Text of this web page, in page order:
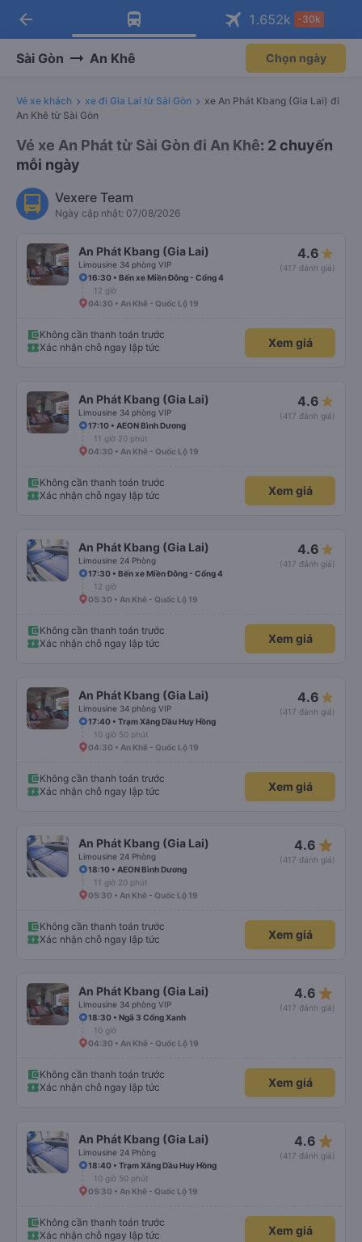
Tải app Vexere ngay!
Nhận ưu đãi thành viên độc
Mở app
Tải app Vexere
-30k/ghế khi đặt vé máy bay qua
Mở app
arrow_back 1.652k -30k
Sài Gòn An Khê Chọn ngày
Vé xe khách xe đi Gia Lai từ Sài Gòn
xe An Phát Kbang (Gia Lai) đi
An Khê từ Sài Gòn
Vé xe An Phát từ Sài Gòn đi An Khê: 2 chuyến
mỗi ngày
Vexere Team
Ngày cập nhật: 07/08/2026
An Phát Kbang (Gia Lai)
Limousine 34 phòng VIP
4.6
(417 đánh giá)
16:30 • Bến xe Miền Đông - Cổng 4
12 giờ
04:30 • An Khê - Quốc Lộ 19
Không cần thanh toán trước
Xác nhận chỗ ngay lập tức
Xem giá
An Phát Kbang (Gia Lai)
Limousine 34 phòng VIP
4.6
(417 đánh giá)
17:10 • AEON Bình Dương
11 giờ 20 phút
04:30 • An Khê - Quốc Lộ 19
Không cần thanh toán trước
Xác nhận chỗ ngay lập tức
Xem giá
An Phát Kbang (Gia Lai)
Limousine 24 Phòng
4.6
(417 đánh giá)
17:30 • Bến xe Miền Đông - Cổng 4
12 giờ
05:30 • An Khê - Quốc Lộ 19
Không cần thanh toán trước
Xác nhận chỗ ngay lập tức
Xem giá
An Phát Kbang (Gia Lai)
Limousine 34 phòng VIP
4.6
(417 đánh giá)
17:40 • Trạm Xăng Dầu Huy Hồng
10 giờ 50 phút
04:30 • An Khê - Quốc Lộ 19
Không cần thanh toán trước
Xác nhận chỗ ngay lập tức
Xem giá
An Phát Kbang (Gia Lai)
Limousine 24 Phòng
4.6 star_rate
(417 đánh giá)
18:10 • AEON Bình Dương
11 giờ 20 phút
05:30 • An Khê - Quốc Lộ 19
Không cần thanh toán trước
Xác nhận chỗ ngay lập tức
Xem giá
An Phát Kbang (Gia Lai)
Limousine 34 phòng VIP
4.6 star_rate
(417 đánh giá)
18:30 • Ngã 3 Cổng Xanh
10 giờ
04:30 • An Khê - Quốc Lộ 19
Không cần thanh toán trước
Xác nhận chỗ ngay lập tức
Xem giá
An Phát Kbang (Gia Lai)
Limousine 24 Phòng
4.6 star_rate
(417 đánh giá)
18:40 • Trạm Xăng Dầu Huy Hồng
10 giờ 50 phút
05:30 • An Khê - Quốc Lộ 19
Không cần thanh toán trước
Xác nhận chỗ ngay lập tức
Xem giá